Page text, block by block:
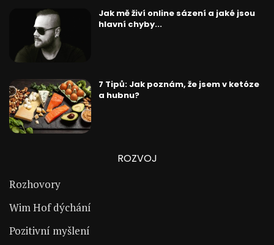
Jak mě živí online sázení a jaké jsou
hlavní chyby...
7 Tipů: Jak poznám, že jsem v ketóze
a hubnu?
ROZVOJ
Rozhovory
Wim Hof dýchání
Pozitivní myšlení